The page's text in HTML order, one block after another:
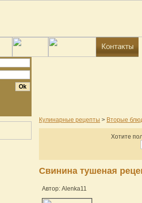
Кулинарные рецепты > Вторые
Хотите
Свинина тушеная
Автор: Alenka11